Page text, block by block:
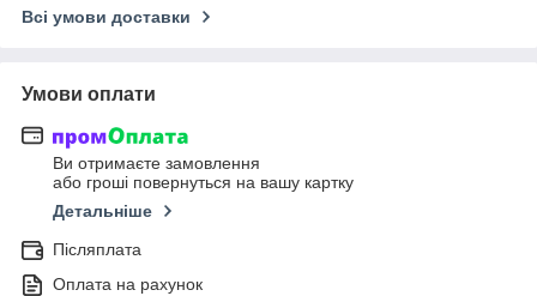
Всі умови доставки
Умови оплати
Ви отримаєте замовлення
або гроші повернуться на вашу картку
Детальніше
Післяплата
Оплата на рахунок